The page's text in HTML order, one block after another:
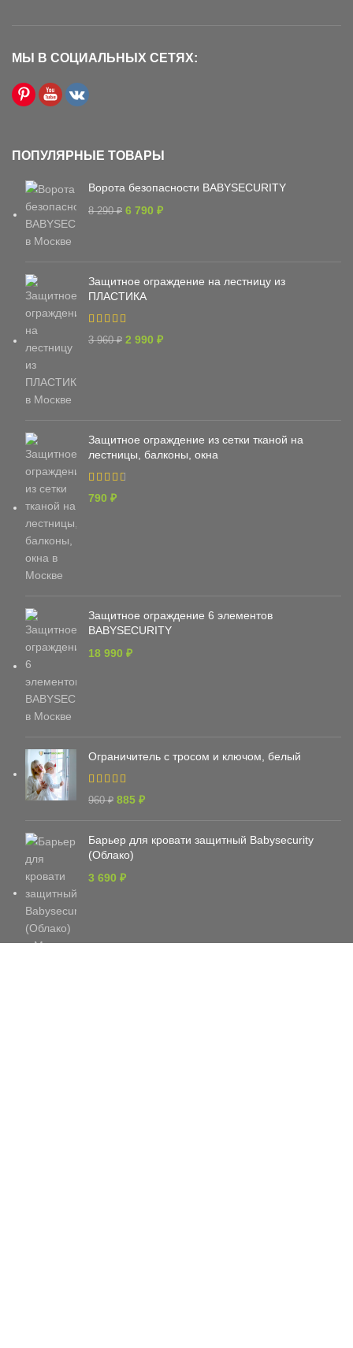
МЫ В СОЦИАЛЬНЫХ СЕТЯХ:
ПОПУЛЯРНЫЕ ТОВАРЫ
Ворота безопасности BABYSECURITY
8 290₽ 6 790 ₽
Защитное ограждение на лестницу из
ПЛАСТИКА
3 960₽ 2 990 ₽
Защитное ограждение из сетки тканой на
лестницы, балконы, окна
790 ₽
Защитное ограждение 6 элементов
BABYSECURITY
18 990 ₽
Ограничитель с тросом и ключом, белый
960₽ 885 ₽
Барьер для кровати защитный Babysecurity
(Облако)
3 690 ₽